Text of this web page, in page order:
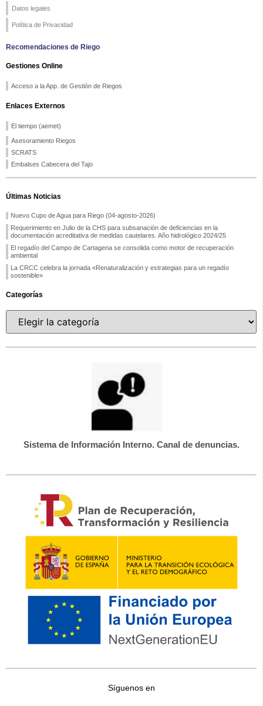
Datos legales
Política de Privacidad
Recomendaciones de Riego
Gestiones Online
Acceso a la App. de Gestión de Riegos
Enlaces Externos
El tiempo (aemet)
Asesoramiento Riegos
SCRATS
Embalses Cabecera del Tajo
Últimas Noticias
Nuevo Cupo de Agua para Riego (04-agosto-2026)
Requerimiento en Julio de la CHS para subsanación de deficiencias en la
documentación acreditativa de medidas cautelares. Año hidrológico 2024/25
El regadío del Campo de Cartagena se consolida como motor de recuperación
ambiental
La CRCC celebra la jornada «Renaturalización y estrategias para un regadío
sostenible»
Categorías
Sistema de Información Interno. Canal de denuncias.
Síguenos en